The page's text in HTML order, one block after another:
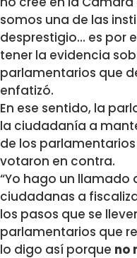
somos una de las
desprestigio… es por
tener la evidencia
parlamentarios que
enfatizó.
En ese sentido, la
la ciudadanía a
de los
votaron en contra.
“Yo hago un llamado
ciudadanas a
los pasos que se
parlamentarios que
lo digo así porque no